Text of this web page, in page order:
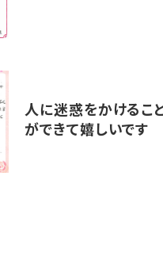
人に迷惑をかけるこ
ができて嬉しいです